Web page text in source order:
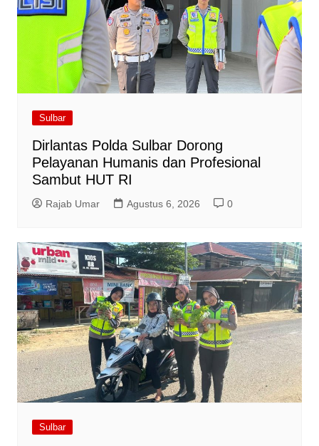
Sulbar
Dirlantas Polda Sulbar Dorong
Pelayanan Humanis dan Profesional
Sambut HUT RI
Rajab Umar Agustus 6, 2026 0
Sulbar